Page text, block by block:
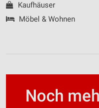
Kaufhäuser
Möbel & Wohnen
Noch